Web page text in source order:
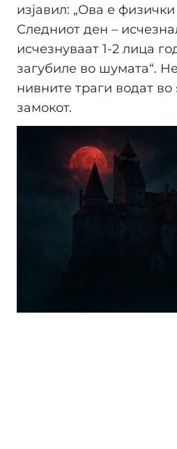
изјавил: „Ова е
Следниот ден –
исчезнуваат 1-2 лица
загубиле во шумата“.
нивните траги водат во
замокот.